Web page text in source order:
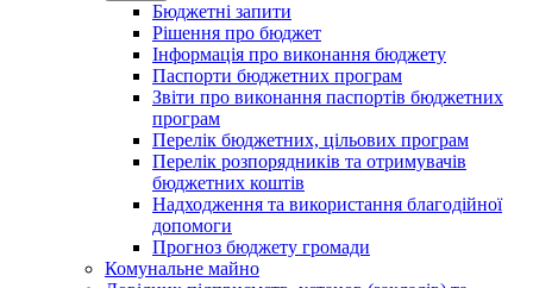
Бюджетні запити
Рішення про бюджет
Інформація про виконання бюджету
Паспорти бюджетних програм
Звіти про виконання паспортів бюджетних
програм
Перелік бюджетних, цільових програм
Перелік розпорядників та отримувачів
бюджетних коштів
Надходження та використання благодійної
допомоги
Прогноз бюджету громади
Комунальне майно